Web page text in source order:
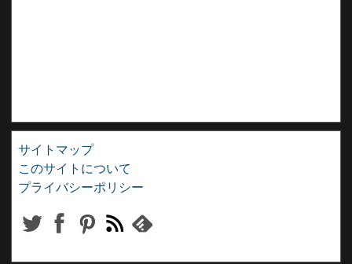
サイトマップ
このサイトについて
プライバシーポリシー